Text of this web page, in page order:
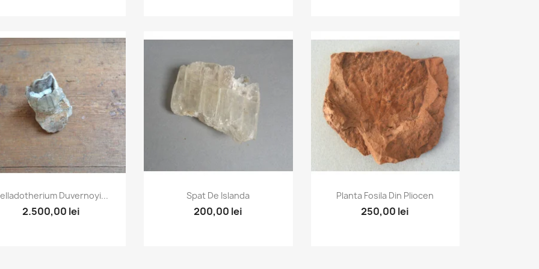
Vizualizare rapida
Duvernoyi...
2.500,00 lei
Vizualizare rapida
Spat De Islanda
200,00 lei
Vizualizare rapida
Planta Fosila Din Pliocen
250,00 lei